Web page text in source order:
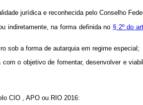
jurídica e reconhecida pelo Conselho
indiretamente, na forma definida no § 2º do
sob a forma de autarquia em regime especial;
o objetivo de fomentar, desenvolver e
CIO
, APO ou RIO 2016: